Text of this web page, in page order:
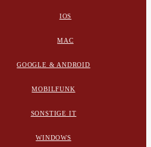
IOS
MAC
GOOGLE & ANDROID
MOBILFUNK
SONSTIGE IT
WINDOWS